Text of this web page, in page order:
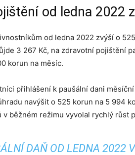
od ledna 2022
od ledna 2022 zvýší o
3 267 Kč, na zdravotní pojištění
korun na měsíc.
přihlášení k paušální dani
navýšit o 525 korun na 5 994
v běžném režimu vyvolal rychlý růst
DAŇ OD LEDNA 2022